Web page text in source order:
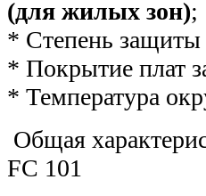
(для жилых зон);
* Степень защиты
* Покрытие плат
* Температура
Общая
FC 101